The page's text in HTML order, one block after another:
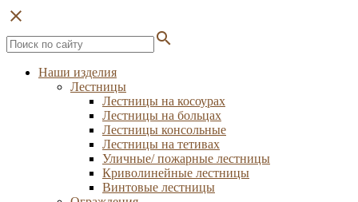
close
search
Наши изделия
Лестницы
Лестницы на косоурах
Лестницы на больцах
Лестницы консольные
Лестницы на тетивах
Уличные/ пожарные лестницы
Криволинейные лестницы
Винтовые лестницы